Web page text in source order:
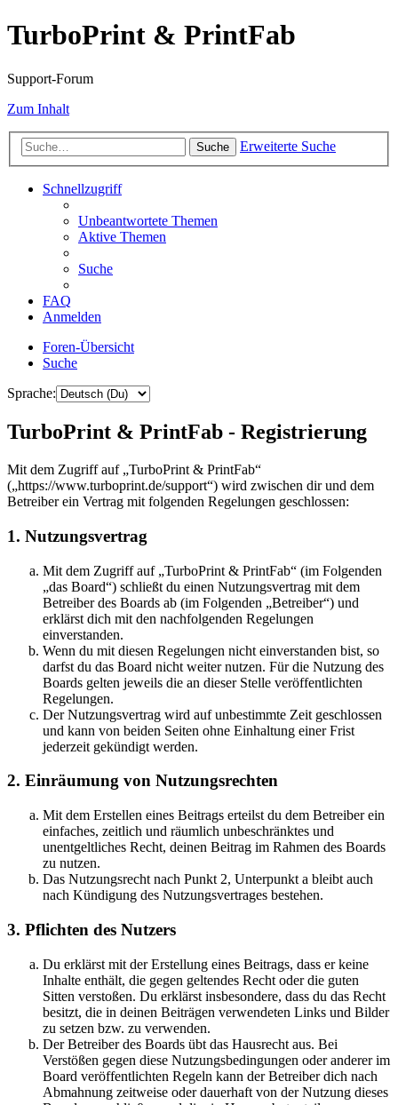
TurboPrint & PrintFab
Support-Forum
Zum Inhalt
Suche Erweiterte Suche
Schnellzugriff
Unbeantwortete Themen
Aktive Themen
Suche
FAQ
Anmelden
Foren-Übersicht
Suche
Sprache:
TurboPrint & PrintFab - Registrierung
Mit dem Zugriff auf „TurboPrint & PrintFab“
(„https://www.turboprint.de/support“) wird zwischen dir und dem
Betreiber ein Vertrag mit folgenden Regelungen geschlossen:
1. Nutzungsvertrag
Mit dem Zugriff auf „TurboPrint & PrintFab“ (im Folgenden
„das Board“) schließt du einen Nutzungsvertrag mit dem
Betreiber des Boards ab (im Folgenden „Betreiber“) und
erklärst dich mit den nachfolgenden Regelungen
einverstanden.
Wenn du mit diesen Regelungen nicht einverstanden bist, so
darfst du das Board nicht weiter nutzen. Für die Nutzung des
Boards gelten jeweils die an dieser Stelle veröffentlichten
Regelungen.
Der Nutzungsvertrag wird auf unbestimmte Zeit geschlossen
und kann von beiden Seiten ohne Einhaltung einer Frist
jederzeit gekündigt werden.
2. Einräumung von Nutzungsrechten
Mit dem Erstellen eines Beitrags erteilst du dem Betreiber ein
einfaches, zeitlich und räumlich unbeschränktes und
unentgeltliches Recht, deinen Beitrag im Rahmen des Boards
zu nutzen.
Das Nutzungsrecht nach Punkt 2, Unterpunkt a bleibt auch
nach Kündigung des Nutzungsvertrages bestehen.
3. Pflichten des Nutzers
Du erklärst mit der Erstellung eines Beitrags, dass er keine
Inhalte enthält, die gegen geltendes Recht oder die guten
Sitten verstoßen. Du erklärst insbesondere, dass du das Recht
besitzt, die in deinen Beiträgen verwendeten Links und Bilder
zu setzen bzw. zu verwenden.
Der Betreiber des Boards übt das Hausrecht aus. Bei
Verstößen gegen diese Nutzungsbedingungen oder anderer im
Board veröffentlichten Regeln kann der Betreiber dich nach
Abmahnung zeitweise oder dauerhaft von der Nutzung dieses